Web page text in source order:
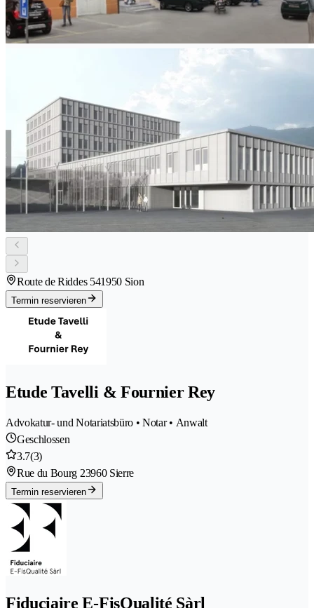
Route de Riddes 541950 Sion
Termin reservieren
Etude Tavelli & Fournier Rey
Advokatur- und Notariatsbüro • Notar • Anwalt
Geschlossen
3.7(3)
Rue du Bourg 23960 Sierre
Termin reservieren
Fiduciaire E-FisQualité Sàrl